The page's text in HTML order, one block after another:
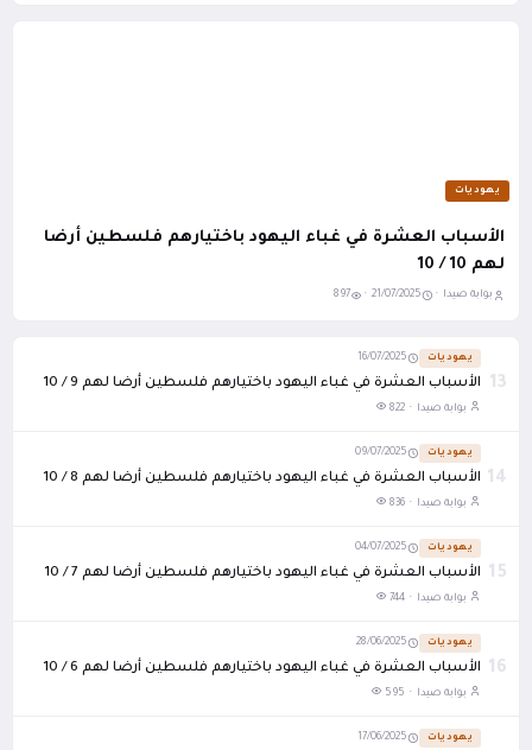
يهوديات
الأسباب العشرة في غباء اليهود باختيارهم فلسطين أرضا
لهم 10 / 10
بوابة صيدا · 21/07/2025 ·
897
13
يهوديات 16/07/2025
الأسباب العشرة في غباء اليهود باختيارهم فلسطين أرضا لهم 9 / 10
بوابة صيدا · 822
14
يهوديات 09/07/2025
الأسباب العشرة في غباء اليهود باختيارهم فلسطين أرضا لهم 8 / 10
بوابة صيدا · 836
15
يهوديات 04/07/2025
الأسباب العشرة في غباء اليهود باختيارهم فلسطين أرضا لهم 7 / 10
بوابة صيدا · 744
16
يهوديات 28/06/2025
الأسباب العشرة في غباء اليهود باختيارهم فلسطين أرضا لهم 6 / 10
بوابة صيدا · 595
يهوديات 17/06/2025